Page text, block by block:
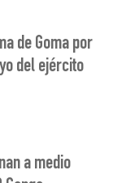
de Goma por
del ejército
a medio